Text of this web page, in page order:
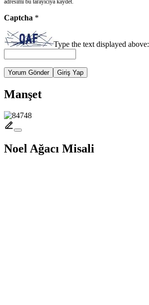
adresimi bu tarayıcıya kaydet.
Captcha *
Type the text displayed above:
Yorum Gönder Giriş Yap
Manşet
Noel Ağacı Misali